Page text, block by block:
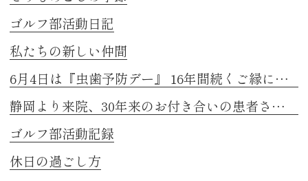
ゴルフ部活動日記
私たちの新しい仲間
6月4日は『虫歯予防デー』 16年間続くご縁に感謝
静岡より来院、30年来のお付き合いの患者さまのお話し 2
ゴルフ部活動記録
休日の過ごし方